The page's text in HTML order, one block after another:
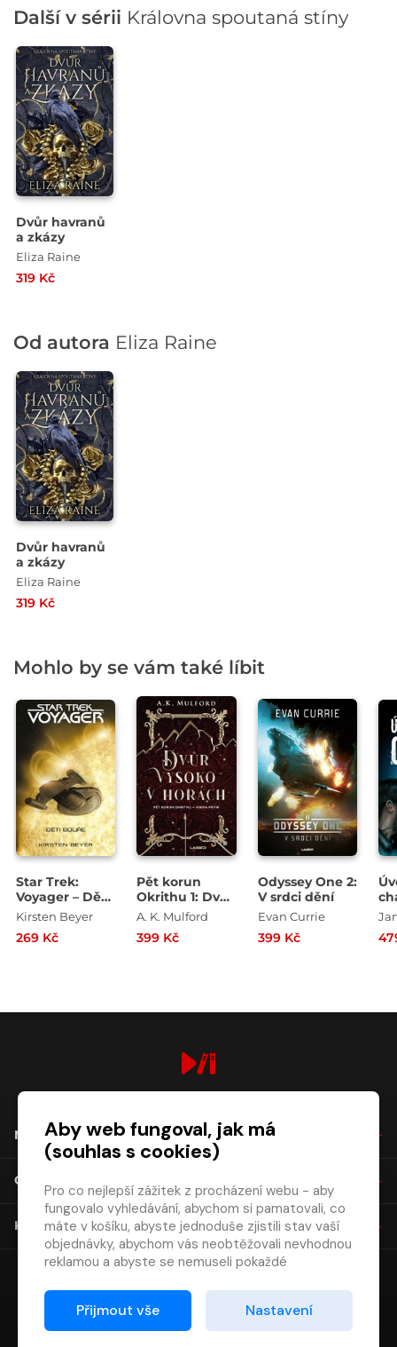
Další v sérii Královna spoutaná stíny
Dvůr havranů
a zkázy
Eliza Raine
319 Kč
Od autora Eliza Raine
Dvůr havranů
a zkázy
Eliza Raine
319 Kč
Mohlo by se vám také líbit
Star Trek:
Voyager – Děti
bouře
Kirsten Beyer
269 Kč
Pět korun
Okrithu 1: Dvůr
vysoko v
A. K. Mulford
399 Kč
Odyssey One 2:
V srdci dění
Evan Currie
399 Kč
NÁKUP
O SPOLEČNOSTI
KONTAKT
Aby web fungoval, jak má
(souhlas s cookies)
Pro co nejlepší zážitek z procházení webu - aby
fungovalo vyhledávání, abychom si pamatovali, co
máte v košíku, abyste jednoduše zjistili stav vaší
objednávky, abychom vás neobtěžovali nevhodnou
reklamou a abyste se nemuseli pokaždé
Proto od vás potřebujeme souhlas se
zpracováním souborů cookies
Přijmout vše Nastavení